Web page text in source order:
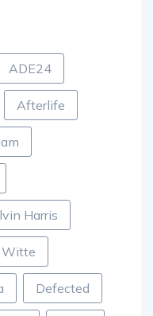
ADE24
Afterlife
Harris
Witte
Defected